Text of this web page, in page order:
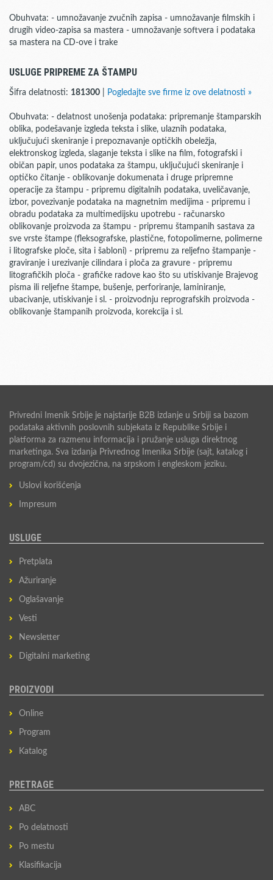
Obuhvata: - umnožavanje zvučnih zapisa - umnožavanje filmskih i
drugih video-zapisa sa mastera - umnožavanje softvera i podataka
sa mastera na CD-ove i trake
USLUGE PRIPREME ZA ŠTAMPU
Šifra delatnosti: 181300 Pogledajte sve firme iz ove delatnosti »
Obuhvata: - delatnost unošenja podataka: pripremanje štamparskih
oblika, podešavanje izgleda teksta i slike, ulaznih podataka,
uključujući skeniranje i prepoznavanje optičkih obeležja,
elektronskog izgleda, slaganje teksta i slike na film, fotografski i
običan papir, unos podataka za štampu, uključujući skeniranje i
optičko čitanje - oblikovanje dokumenata i druge pripremne
operacije za štampu - pripremu digitalnih podataka, uveličavanje,
izbor, povezivanje podataka na magnetnim medijima - pripremu i
obradu podataka za multimedijsku upotrebu - računarsko
oblikovanje proizvoda za štampu - pripremu štampanih sastava za
sve vrste štampe (fleksografske, plastične, fotopolimerne, polimerne
i litografske ploče, sita i šabloni) - pripremu za reljefno štampanje -
graviranje i urezivanje cilindara i ploča za gravure - pripremu
litografičkih ploča - grafičke radove kao što su utiskivanje Brajevog
pisma ili reljefne štampe, bušenje, perforiranje, laminiranje,
ubacivanje, utiskivanje i sl. - proizvodnju reprografskih proizvoda -
oblikovanje štampanih proizvoda, korekcija i sl.
Privredni Imenik Srbije je najstarije B2B izdanje u Srbiji sa bazom
podataka aktivnih poslovnih subjekata iz Republike Srbije i
platforma za razmenu informacija i pružanje usluga direktnog
marketinga. Sva izdanja Privrednog Imenika Srbije (sajt, katalog i
program/cd) su dvojezična, na srpskom i engleskom jeziku.
Uslovi korišćenja
Impresum
USLUGE
Pretplata
Ažuriranje
Oglašavanje
Vesti
Newsletter
Digitalni marketing
PROIZVODI
Online
Program
Katalog
PRETRAGE
ABC
Po delatnosti
Po mestu
Klasifikacija